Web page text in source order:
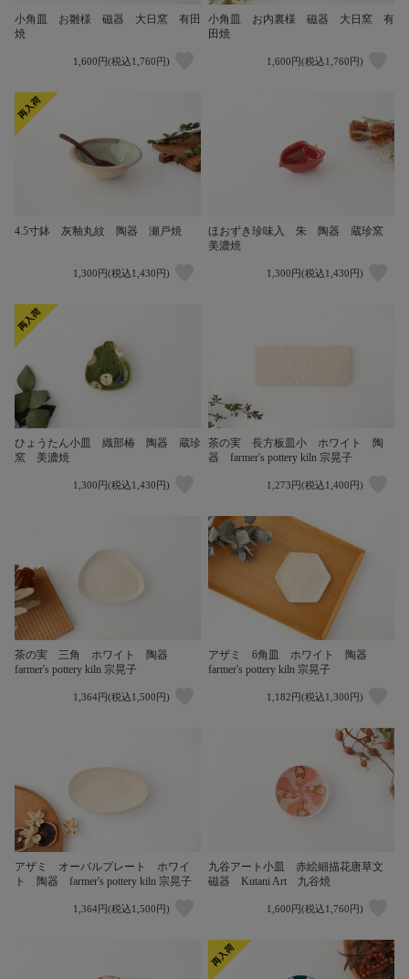
小角皿 お雛様 磁器 大日窯 有田
焼
1,600円(税込1,760円)
小角皿 お内裏様 磁器 大日窯 有
田焼
1,600円(税込1,760円)
4.5寸鉢 灰釉丸紋 陶器 瀬戸焼
1,300円(税込1,430円)
ほおずき珍味入 朱 陶器 蔵珍窯
美濃焼
1,300円(税込1,430円)
ひょうたん小皿 織部椿 陶器 蔵珍
窯 美濃焼
1,300円(税込1,430円)
茶の実 長方板皿小 ホワイト 陶
器 farmer's pottery kiln 宗晃子
1,273円(税込1,400円)
茶の実 三角 ホワイト 陶器
farmer's pottery kiln 宗晃子
1,364円(税込1,500円)
アザミ 6角皿 ホワイト 陶器
farmer's pottery kiln 宗晃子
1,182円(税込1,300円)
アザミ オーバルプレート ホワイ
ト 陶器 farmer's pottery kiln 宗晃子
1,364円(税込1,500円)
九谷アート小皿 赤絵細描花唐草文
磁器 Kutani Art 九谷焼
1,600円(税込1,760円)